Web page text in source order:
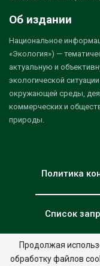
Об издании
Национальное
«Экология») —
актуальную и
экологической
окружающей среды,
коммерческих и
природы.
Политика
Список
© 2026 - НИА
Продолжая
обработку файлов